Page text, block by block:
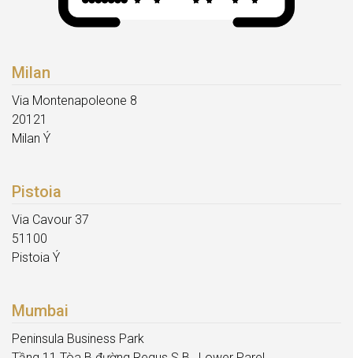
Milan
Via Montenapoleone 8
20121
Milan Ý
Pistoia
Via Cavour 37
51100
Pistoia Ý
Mumbai
Peninsula Business Park